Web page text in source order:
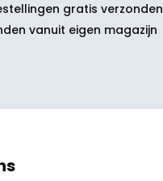
gratis verzonden
vanuit eigen magazijn